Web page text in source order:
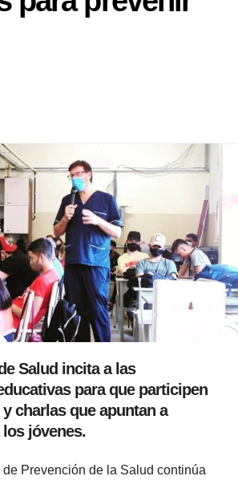
Salud incita a las
para que participen
charlas que apuntan a
jóvenes.
de Prevención de la Salud continúa